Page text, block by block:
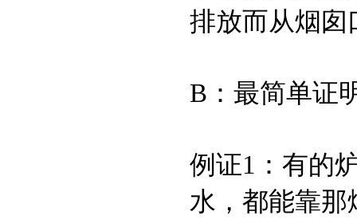
排放而从烟囱
B：最简单证
例证1：有的
水，都能靠那